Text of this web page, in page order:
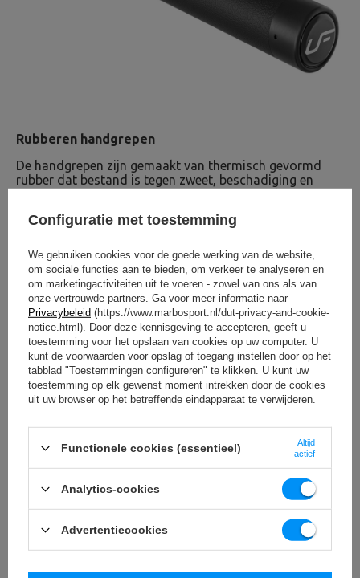
Rubberen handgrepen
De handgrepen zijn gemaakt van thermisch gevormd
rubber dat bestand is tegen zweet, beschadiging en
voorkomen.
OM TE DOWNLOADEN
BELANGRIJKE VEILIGHEIDSINFORMATIE
Technische specificaties
breed 1406 mm
Gewicht 186 kg
Configuratie met toestemming
We gebruiken cookies voor de goede werking van de website,
om sociale functies aan te bieden, om verkeer te analyseren en
om marketingactiviteiten uit te voeren - zowel van ons als van
onze vertrouwde partners. Ga voor meer informatie naar
Privacybeleid (https://www.marbosport.nl/dut-privacy-and-cookie-
notice.html). Door deze kennisgeving te accepteren, geeft u
toestemming voor het opslaan van cookies op uw computer. U
kunt de voorwaarden voor opslag of toegang instellen door op het
tabblad "Toestemmingen configureren" te klikken. U kunt uw
toestemming op elk gewenst moment intrekken door de cookies
uit uw browser op het betreffende eindapparaat te verwijderen.
Functionele cookies (essentieel)
Altijd
actief
Analytics-cookies
Advertentiecookies